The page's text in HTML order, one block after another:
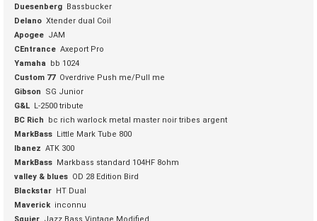
Duesenberg Bassbucker
Delano Xtender dual Coil
Apogee JAM
CEntrance Axeport Pro
Yamaha
bb 1024
Custom 77 Overdrive Push me/Pull me
Gibson
SG Junior
G&L L-2500 tribute
BC Rich
bc rich warlock metal master noir tribes argent
MarkBass Little Mark Tube 800
Ibanez ATK 300
MarkBass Markbass standard 104HF 8ohm
valley & blues OD 28 Edition Bird
Blackstar HT Dual
Maverick inconnu